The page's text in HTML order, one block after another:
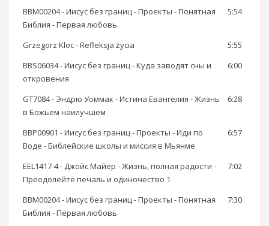
BBM00204 - Иисус без границ - Проекты - Понятная
Библия - Первая любовь
5:54
Grzegorz Kloc - Refleksja życia
5:55
BBS06034 - Иисус без границ - Куда заводят сны и
откровения
6:00
GT7084 - Эндрю Уоммак - Истина Евангелия - Жизнь
в Божьем наилучшем
6:28
BBP00901 - Иисус без границ - Проекты - Иди по
Воде - Библейские школы и миссия в Мьянме
6:57
EEL1417-4 - Джойс Майер - Жизнь, полная радости -
Преодолейте печаль и одиночество 1
7:02
BBM00204 - Иисус без границ - Проекты - Понятная
Библия - Первая любовь
7:30